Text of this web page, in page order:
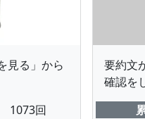
見る」から
1073回
要約文
確認を